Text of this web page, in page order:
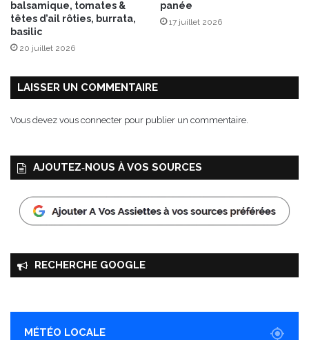
balsamique, tomates &
têtes d’ail rôties, burrata,
basilic
20 juillet 2026
panée
17 juillet 2026
LAISSER UN COMMENTAIRE
Vous devez vous connecter pour publier un commentaire.
AJOUTEZ‑NOUS À VOS SOURCES
RECHERCHE GOOGLE
MÉTÉO LOCALE